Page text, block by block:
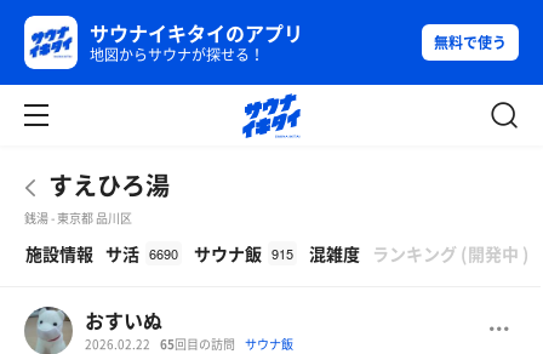
サウナイキタイのアプリ
地図からサウナが探せる！
無料で使う
すえひろ湯
銭湯 - 東京都 品川区
施設情報 サ活 6690 サウナ飯 915 混雑度 ランキング (開発中 )
おすいぬ
2026.02.22 65回目の訪問 サウナ飯